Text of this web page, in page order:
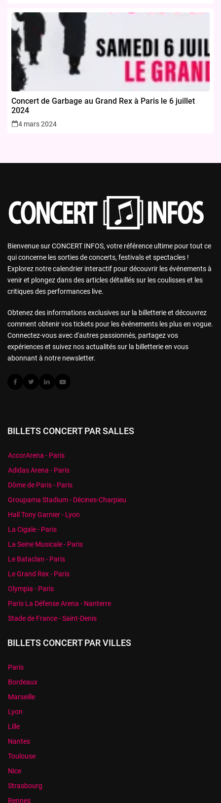
Concert de Garbage au Grand Rex à Paris le 6 juillet
2024
4 mars 2024
Bienvenue sur CONCERT INFOS, votre référence ultime pour tout ce
qui concerne les sorties de concerts, festivals et spectacles !
Explorez notre calendrier interactif pour découvrir les événements à
venir et plongez dans des articles détaillés sur les coulisses et les
critiques des performances live.
Obtenez des informations exclusives sur la billetterie et découvrez
comment obtenir vos tickets pour les événements les plus en vogue.
Connectez-vous avec d'autres passionnés, partagez vos
expériences et suivez nos actualités sur la billetterie en vous
abonnant à notre newsletter.
BILLETS CONCERT PAR SALLES
AccorArena - Paris
Adidas Arena - Paris
Dôme de Paris - Paris
Groupama Stadium - Décines-Charpieu
Hall Tony Garnier - Lyon
La Cigale - Paris
La Seine Musicale - Paris
Le Bataclan - Paris
Le Grand Rex - Paris
Olympia - Paris
Paris La Défense Arena - Nanterre
Stade de France - Saint-Denis
BILLETS CONCERT PAR VILLES
Paris
Bordeaux
Marseille
Lyon
Lille
Nantes
Toulouse
Nice
Strasbourg
Rennes